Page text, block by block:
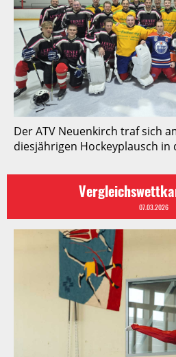
Der ATV Neuenkirch traf sich
diesjährigen Hockeyplausch in
07.03.2026